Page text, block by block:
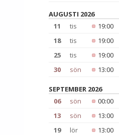
AUGUSTI 2026
11
tis 19:00
18
tis 19:00
25
tis 19:00
30
sön 13:00
SEPTEMBER 2026
06
sön 00:00
13
sön 13:00
19
lör 13:00